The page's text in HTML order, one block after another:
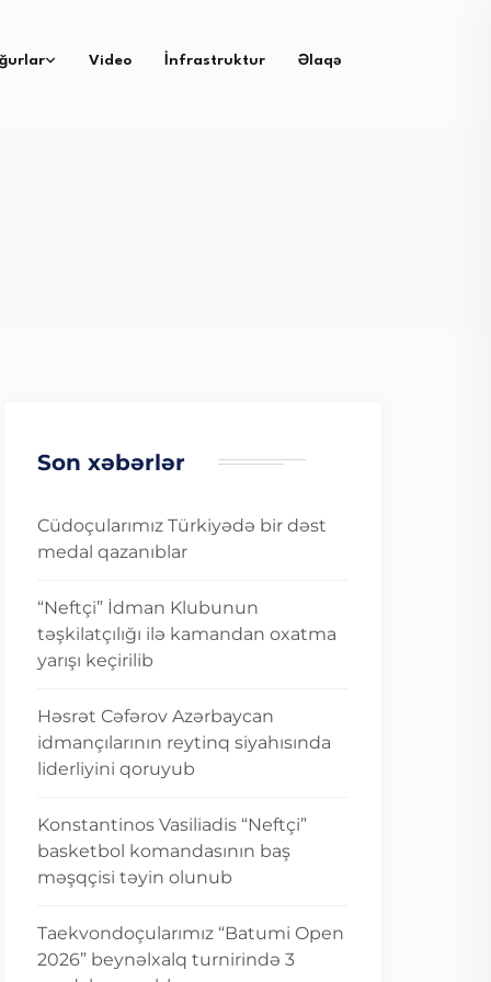
Video İnfrastruktur Əlaqə
Son xəbərlər
Cüdoçularımız Türkiyədə bir dəst
medal qazanıblar
“Neftçi” İdman Klubunun
təşkilatçılığı ilə kamandan oxatma
yarışı keçirilib
Həsrət Cəfərov Azərbaycan
idmançılarının reytinq siyahısında
liderliyini qoruyub
Konstantinos Vasiliadis “Neftçi”
basketbol komandasının baş
məşqçisi təyin olunub
Taekvondoçularımız “Batumi Open
2026” beynəlxalq turnirində 3